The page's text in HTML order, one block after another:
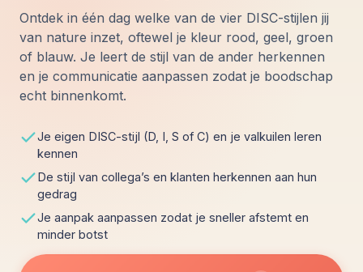
Ontdek in één dag welke van de vier DISC-stijlen jij
van nature inzet, oftewel je kleur rood, geel, groen
of blauw. Je leert de stijl van de ander herkennen
en je communicatie aanpassen zodat je boodschap
echt binnenkomt.
Je eigen DISC-stijl (D, I, S of C) en je valkuilen leren
kennen
De stijl van collega’s en klanten herkennen aan hun
gedrag
Je aanpak aanpassen zodat je sneller afstemt en
minder botst